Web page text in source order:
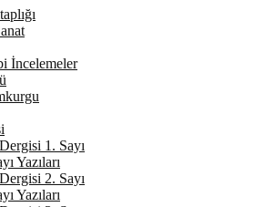
İncelemeler
1. Sayı
Yazıları
2. Sayı
Yazıları